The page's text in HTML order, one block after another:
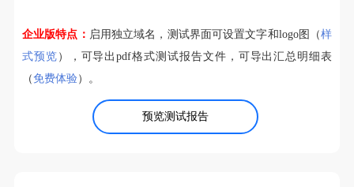
预览测试报告
企业版特点： 启用独立域名，测试界面可设置文字和logo图（样
式预览 ），可导出pdf格式测试报告文件，可导出汇总明细表
（免费体验）。